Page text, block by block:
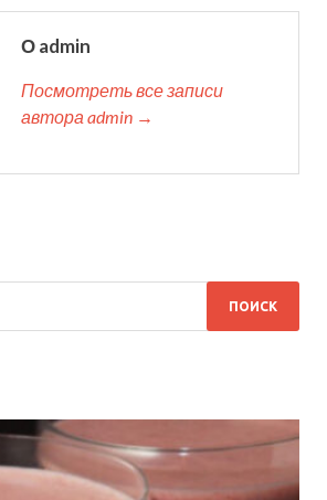
О admin
Посмотреть все записи
автора admin →